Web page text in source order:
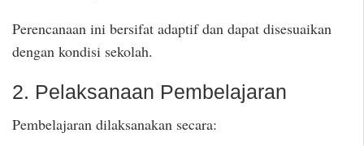
Perencanaan ini bersifat adaptif dan dapat disesuaikan
dengan kondisi sekolah.
2. Pelaksanaan Pembelajaran
Pembelajaran dilaksanakan secara: